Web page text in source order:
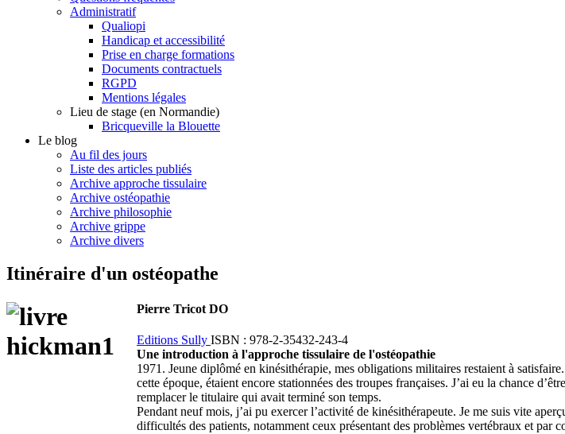
Administratif
Qualiopi
Handicap et accessibilité
Prise en charge formations
Documents contractuels
RGPD
Mentions légales
Lieu de stage (en Normandie)
Bricqueville la Blouette
Le blog
Au fil des jours
Liste des articles publiés
Archive approche tissulaire
Archive ostéopathie
Archive philosophie
Archive grippe
Archive divers
Itinéraire d'un ostéopathe
Pierre Tricot DO
Editions Sully ISBN : 978-2-35432-243-4
Une introduction à l'approche tissulaire de l'ostéopathie
1971. Jeune diplômé en kinésithérapie, mes obligations militaires restaient à
cette époque, étaient encore stationnées des troupes françaises. J’ai eu la chance
remplacer le titulaire qui avait terminé son temps.
Pendant neuf mois, j’ai pu exercer l’activité de kinésithérapeute. Je me suis vite
difficultés des patients, notamment ceux présentant des problèmes vertébraux et par